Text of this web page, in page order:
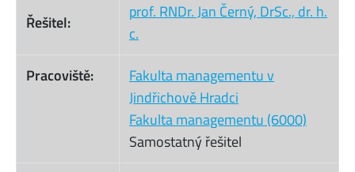
Řešitel:
prof. RNDr. Jan Černý, DrSc., dr. h.
c.
Pracoviště:
Fakulta managementu v
Jindřichově Hradci
Fakulta managementu (6000)
Samostatný řešitel